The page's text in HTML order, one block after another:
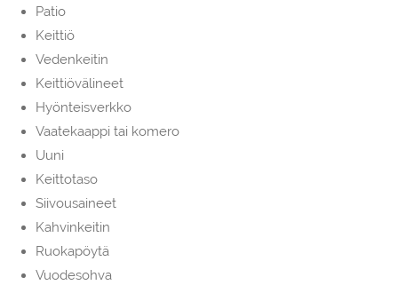
Patio
Keittiö
Vedenkeitin
Keittiövälineet
Hyönteisverkko
Vaatekaappi tai komero
Uuni
Keittotaso
Siivousaineet
Kahvinkeitin
Ruokapöytä
Vuodesohva